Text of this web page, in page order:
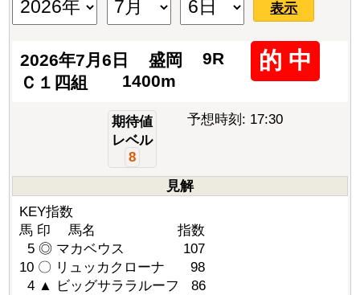
表示
2026年7月6日 盛岡
9R
Ｃ１四組
1400m
的 中
期待値
レベル
8
予想時刻: 17:30
見解
KEY指数
馬 印 馬名 指数
5 ◎ マカベウス 107
10 〇 リュッカクローナ 98
4 ▲ ビッグサララルーフ 86